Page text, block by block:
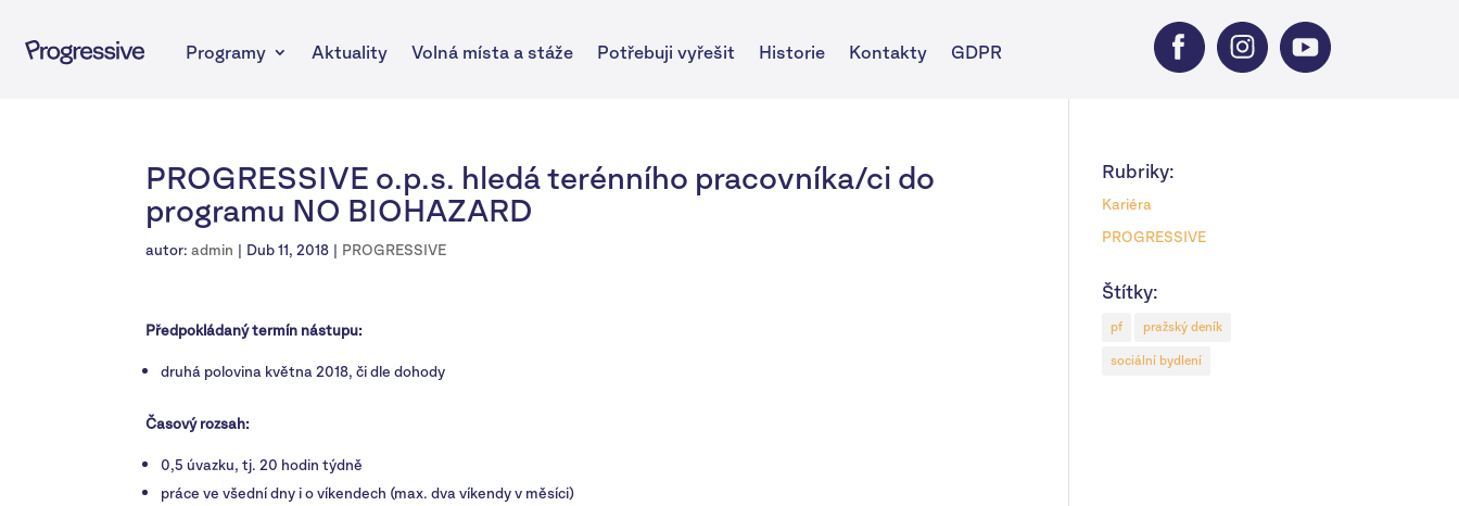
Programy Aktuality Volná místa a stáže Potřebuji vyřešit Historie Kontakty GDPR
PROGRESSIVE o.p.s. hledá terénního pracovníka/ci do
programu NO BIOHAZARD
autor:admin | Dub 11, 2018 | PROGRESSIVE
Předpokládaný termín nástupu:
druhá polovina května 2018, či dle dohody
Časový rozsah:
0,5 úvazku, tj. 20 hodin týdně
práce ve všední dny i o víkendech (max. dva víkendy v měsíci)
Rubriky:
Kariéra
PROGRESSIVE
Štítky:
pf
pražský deník
sociální bydlení